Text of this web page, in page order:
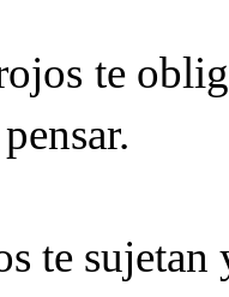
te
te